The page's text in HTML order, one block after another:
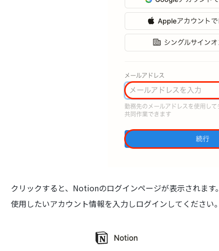
クリックすると、Notionのログインページが表示されます
使用したいアカウント情報を入力しログインしてください